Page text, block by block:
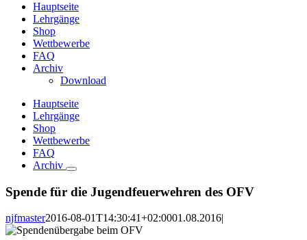
Hauptseite
Lehrgänge
Shop
Wettbewerbe
FAQ
Archiv
Download
Hauptseite
Lehrgänge
Shop
Wettbewerbe
FAQ
Archiv
Spende für die Jugendfeuerwehren des OFV
njfmaster2016-08-01T14:30:41+02:0001.08.2016|